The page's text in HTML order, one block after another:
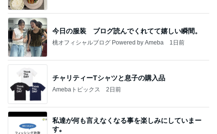
今日の服装 ブログ読んでくれてて嬉しい瞬間。
桃オフィシャルブログ Powered by Ameba 1日前
チャリティーTシャツと息子の購入品
Amebaトピックス 2日前
私達が何も言えなくなる事を楽しみにしていまー
す｡